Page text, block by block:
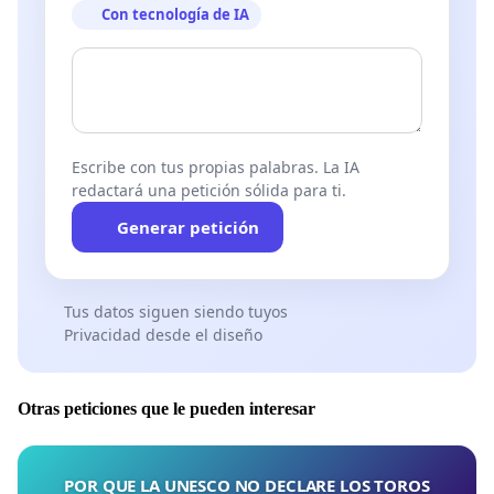
PROFUNDIZANDO:
cómo el Papa Benedicto se hizo colocar en la "Sede
verdadero Papa y excomulgar así desde el principio
a cualquier usurpador.
https://www.youtube.com/watch?v=VRut1j6y25s
muestra cómo el Papa Benedicto, a lo largo de
inequívocos.https://www.youtube.com/watch?
v=EH0gyihGm-Q&t=125s
Con tecnología de IA
Escribe con tus propias palabras. La IA
redactará una petición sólida para ti.
Generar petición
Tus datos siguen siendo tuyos
Privacidad desde el diseño
Otras peticiones que le pueden interesar
POR QUE LA UNESCO NO DECLARE LOS TOROS